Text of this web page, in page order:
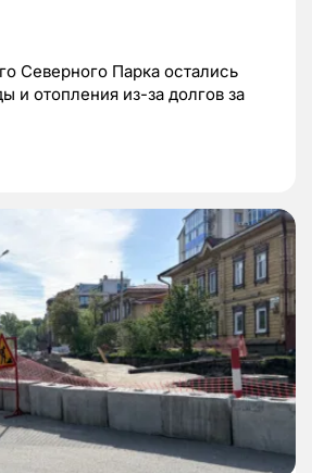
Северного Парка остались
и отопления из-за долгов за